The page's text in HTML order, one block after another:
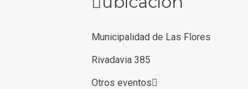
Municipalidad de Las Flores
Rivadavia 385
Otros eventos